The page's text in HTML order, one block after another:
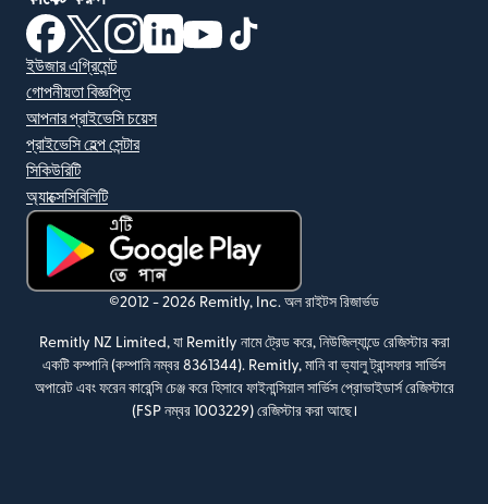
(নতুন উইন্ডোতে খুলবে)
(নতুন উইন্ডোতে খুলবে)
(নতুন উইন্ডোতে খুলবে)
(নতুন উইন্ডোতে খুলবে)
(নতুন উইন্ডোতে খুলবে)
ইউজার এগ্রিমেন্ট
গোপনীয়তা বিজ্ঞপ্তি
আপনার প্রাইভেসি চয়েস
প্রাইভেসি হেল্প সেন্টার
সিকিউরিটি
অ্যাক্সেসিবিলিটি
(নতুন উইন্ডোতে খুলবে)
©2012 - 2026 Remitly, Inc. অল রাইটস রিজার্ভড
Remitly NZ Limited, যা Remitly নামে ট্রেড করে, নিউজিল্যান্ডে রেজিস্টার করা
একটি কম্পানি (কম্পানি নম্বর 8361344). Remitly, মানি বা ভ্যালু ট্রান্সফার সার্ভিস
অপারেট এবং ফরেন কারেন্সি চেঞ্জ করে হিসাবে ফাইনান্সিয়াল সার্ভিস প্রোভাইডার্স রেজিস্টারে
(FSP নম্বর 1003229) রেজিস্টার করা আছে।